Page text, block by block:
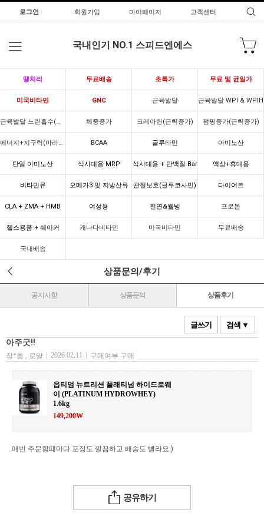
로그인 회원가입 마이페이지 고객센터
국내인기 NO.1 스피드엔에스
땡처리 무료배송 초특가 무료 및 균일가
미국비타민 GNC 근육발달 근육발달 WPI & WPIH
근육발달 느린흡수(카제인) 체중증가 크레아틴(근력증가) 펌핑증가(근력증가)
에너지+지구력(마라톤) BCAA 글루타민 아미노산
단일 아미노산 식사대용 MRP 식사대용 + 단백질 Bar 액상+휴대용
비타민류 오메가3 및 지방산류 관절보호(글루코사민) 다이어트
CLA + ZMA + HMB 여성용 천연&웰빙 프로몬
헬스용품 + 쉐이커 캐나다비타민 미국비타민 무료배송
국내배송
상품문의/후기
공지사항 상품문의 상품후기
글쓰기 검색 ▼
아주굿!!
장*름 , 로얄 2026.02.11 구매여부 구매
옵티멈 뉴트리션 플래티넘 하이드로웨
이 (PLATINUM HYDROWHEY)
1.6kg
149,200₩
매번 주문할때마다 포장도 깔끔하고 배송도 빨라요:)
공유하기